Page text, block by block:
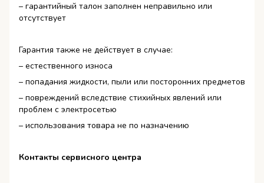
– гарантийный талон заполнен неправильно или
отсутствует
Гарантия также не действует в случае:
– естественного износа
– попадания жидкости, пыли или посторонних предметов
– повреждений вследствие стихийных явлений или
проблем с электросетью
– использования товара не по назначению
Контакты сервисного центра